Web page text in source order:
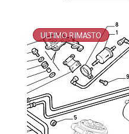
ULTIMO RIMASTO